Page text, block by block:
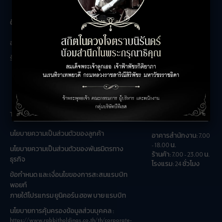
ติดต่อสอบถาม
อาคารสำนักงาน
ร้านค้า
เกี่ยวกับเรา
ติดต่อเรา
ร่วมงานกับเรา
The Unicorn
นโยบายความเป็นส่วนตัวของลูกค้า
นโยบายความเป็นส่วนตัวของพันธมิตรทาง
ธุรกิจ
ข้อกำหนด และเงื่อนไขของการสะสมแรบบิท
พอยท์
ภายใต้โปรแกรม ยูนิคอร์น ฮอพ บาย แรบบิท
นโยบายการคุ้มครองข้อมูลส่วนบุคคล :
https://www.rabbitholdings.co.th/th/corporate-
เวลาเปิดทำการ
อาคารสำนักงาน: 7.00
- 18.00 น.
ร้านค้า: 7.00 - 23.00 น.
โรงแรม: 24 ชั่วโมง